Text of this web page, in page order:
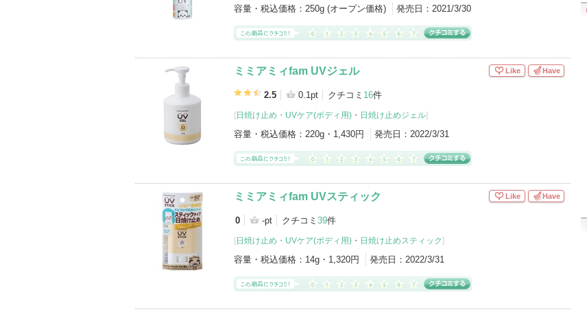
容量・税込価格： 250g (オープン価格) 発売日： 2021/3/30
ミミアミィfam UVジェル
2.5 0.1pt クチコミ 16件
[日焼け止め・UVケア(ボディ用) ・ 日焼け止めジェル]
容量・税込価格： 220g・1,430円 発売日： 2022/3/31
Like Have
ミミアミィfam UVスティック
0 -pt クチコミ 39件
[日焼け止め・UVケア(ボディ用) ・ 日焼け止めスティック]
容量・税込価格： 14g・1,320円 発売日： 2022/3/31
Like Have